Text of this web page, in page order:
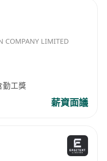
COMPANY LIMITED
勤工獎
薪資面議